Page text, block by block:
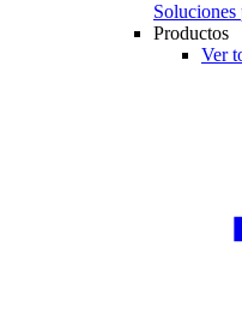
Soluciones
Productos
Ver